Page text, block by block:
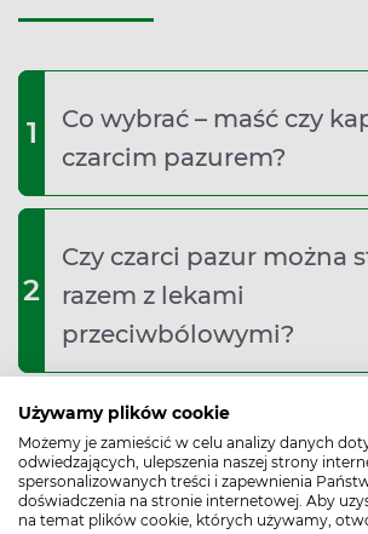
Używamy plików cookie
Możemy je zamieścić w celu analizy danych
odwiedzających, ulepszenia naszej strony
spersonalizowanych treści i zapewnienia
doświadczenia na stronie internetowej. Aby
na temat plików cookie, których używamy,
1
Co wybrać – maść czy
czarcim pazurem?
2
Czy czarci pazur można
razem z lekami
przeciwbólowymi?
3
Czy czarci pazur pomaga
kręgosłupa?